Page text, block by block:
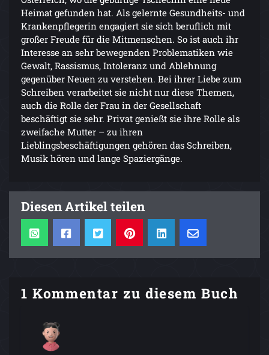
Heimat gefunden hat. Als gelernte Gesundheits- und
Krankenpflegerin engagiert sie sich beruflich mit
großer Freude für die Mitmenschen. So ist auch ihr
Interesse an sehr bewegenden Problematiken wie
Gewalt, Rassismus, Intoleranz und Ablehnung
gegenüber Neuen zu verstehen. Bei ihrer Liebe zum
Schreiben verarbeitet sie nicht nur diese Themen,
auch die Rolle der Frau in der Gesellschaft
beschäftigt sie sehr. Privat genießt sie ihre Rolle als
zweifache Mutter – zu ihren
Lieblingsbeschäftigungen gehören das Schreiben,
Musik hören und lange Spaziergänge.
Diesen Artikel teilen
1 Kommentar zu diesem Buch